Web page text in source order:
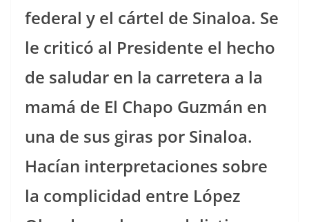
federal y el cártel de Sinaloa. Se
le criticó al Presidente el hecho
de saludar en la carretera a la
mamá de El Chapo Guzmán en
una de sus giras por Sinaloa.
Hacían interpretaciones sobre
la complicidad entre López